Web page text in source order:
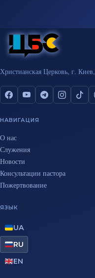
Христианская Церковь, г.
НАВИГАЦИЯ
О нас
Служения
Новости
Консультации пастора
Пожертвование
ЯЗЫК
UA
RU
EN